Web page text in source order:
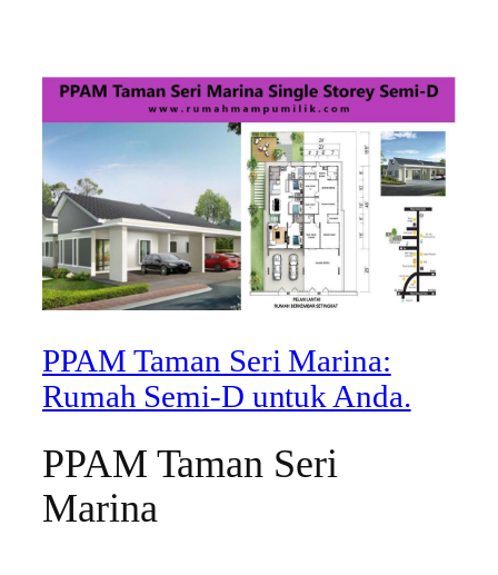
PPAM Taman Seri Marina:
Rumah Semi-D untuk Anda.
PPAM Taman Seri
Marina